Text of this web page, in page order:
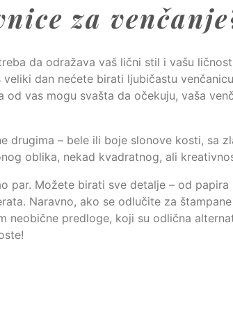
za
da odražava vaš lični stil i vašu
dan nećete birati ljubičastu
vas mogu svašta da očekuju, vaša
drugima – bele ili boje slonove kosti, sa
oblika, nekad kvadratnog, ali
par. Možete birati sve detalje – od
Naravno, ako se odlučite za
neobične predloge, koji su odlična